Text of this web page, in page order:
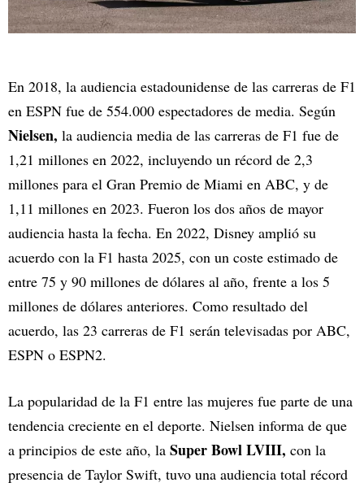
En 2018, la audiencia estadounidense de las carreras de F1
en ESPN fue de 554.000 espectadores de media. Según
Nielsen, la audiencia media de las carreras de F1 fue de
1,21 millones en 2022, incluyendo un récord de 2,3
millones para el Gran Premio de Miami en ABC, y de
1,11 millones en 2023. Fueron los dos años de mayor
audiencia hasta la fecha. En 2022, Disney amplió su
acuerdo con la F1 hasta 2025, con un coste estimado de
entre 75 y 90 millones de dólares al año, frente a los 5
millones de dólares anteriores. Como resultado del
acuerdo, las 23 carreras de F1 serán televisadas por ABC,
ESPN o ESPN2.
La popularidad de la F1 entre las mujeres fue parte de una
tendencia creciente en el deporte. Nielsen informa de que
a principios de este año, la Super Bowl LVIII, con la
presencia de Taylor Swift, tuvo una audiencia total récord